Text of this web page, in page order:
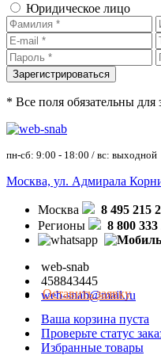
Юридическое лицо
* Все поля обязательны для
пн-сб: 9:00 - 18:00 / вс: выходной
Москва, ул. Адмирала
Москва
8 495 215
Регионы
8 800 333
web-snab
458843445
web-snab@mail.ru
Оставить заявку
Ваша корзина пуста
Проверьте статус
Избранные товары